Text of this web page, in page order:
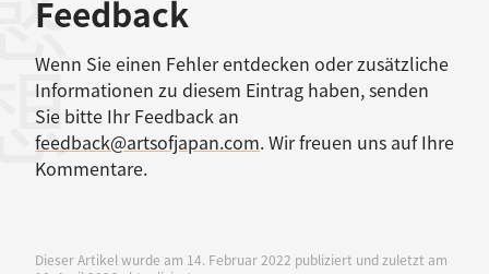
Feedback
Wenn Sie einen Fehler entdecken oder zusätzliche
Informationen zu diesem Eintrag haben, senden
Sie bitte Ihr Feedback an
feedback@artsofjapan.com. Wir freuen uns auf Ihre
Kommentare.
Dieser Artikel wurde am 14. Februar 2022 publiziert und zuletzt am